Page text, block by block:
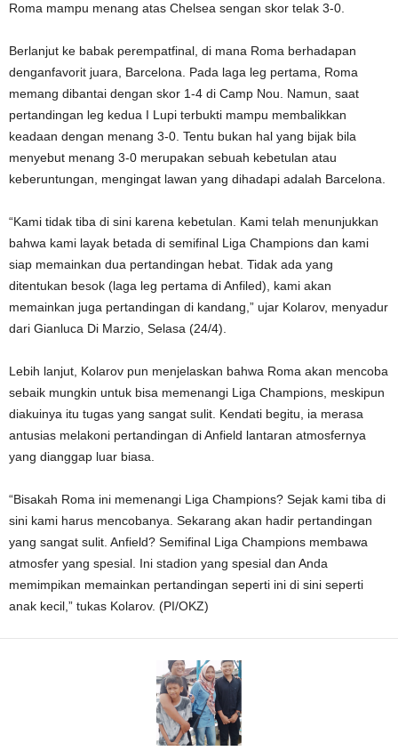
Roma mampu menang atas Chelsea sengan skor telak 3-0.
Berlanjut ke babak perempatfinal, di mana Roma berhadapan
denganfavorit juara, Barcelona. Pada laga leg pertama, Roma
memang dibantai dengan skor 1-4 di Camp Nou. Namun, saat
pertandingan leg kedua I Lupi terbukti mampu membalikkan
keadaan dengan menang 3-0. Tentu bukan hal yang bijak bila
menyebut menang 3-0 merupakan sebuah kebetulan atau
keberuntungan, mengingat lawan yang dihadapi adalah Barcelona.
“Kami tidak tiba di sini karena kebetulan. Kami telah menunjukkan
bahwa kami layak betada di semifinal Liga Champions dan kami
siap memainkan dua pertandingan hebat. Tidak ada yang
ditentukan besok (laga leg pertama di Anfiled), kami akan
memainkan juga pertandingan di kandang,” ujar Kolarov, menyadur
dari Gianluca Di Marzio, Selasa (24/4).
Lebih lanjut, Kolarov pun menjelaskan bahwa Roma akan mencoba
sebaik mungkin untuk bisa memenangi Liga Champions, meskipun
diakuinya itu tugas yang sangat sulit. Kendati begitu, ia merasa
antusias melakoni pertandingan di Anfield lantaran atmosfernya
yang dianggap luar biasa.
“Bisakah Roma ini memenangi Liga Champions? Sejak kami tiba di
sini kami harus mencobanya. Sekarang akan hadir pertandingan
yang sangat sulit. Anfield? Semifinal Liga Champions membawa
atmosfer yang spesial. Ini stadion yang spesial dan Anda
memimpikan memainkan pertandingan seperti ini di sini seperti
anak kecil,” tukas Kolarov. (PI/OKZ)